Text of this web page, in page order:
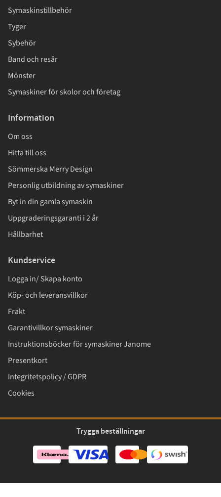
Symaskinstillbehör
Tyger
Sybehör
Band och resår
Mönster
Symaskiner för skolor och företag
Information
Om oss
Hitta till oss
Sömmerska Merry Design
Personlig utbildning av symaskiner
Byt in din gamla symaskin
Uppgraderingsgaranti i 2 år
Hållbarhet
Kundservice
Logga in/ Skapa konto
Köp- och leveransvillkor
Frakt
Garantivillkor symaskiner
Instruktionsböcker för symaskiner Janome
Presentkort
Integritetspolicy / GDPR
Cookies
Trygga beställningar